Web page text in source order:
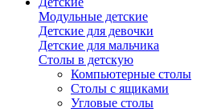
Модульные детские
Детские для девочки
Детские для мальчика
Столы в детскую
Компьютерные столы
Столы с ящиками
Угловые столы